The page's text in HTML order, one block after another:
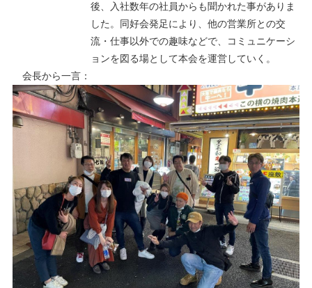
後、入社数年の社員からも聞かれた事がありま
した。同好会発足により、他の営業所との交
流・仕事以外での趣味などで、コミュニケーシ
ョンを図る場として本会を運営していく。
会長から一言：